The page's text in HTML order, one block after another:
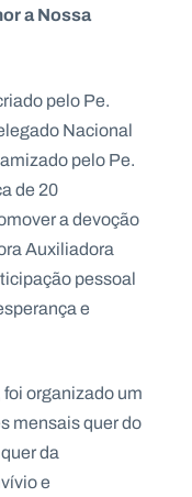
a Nossa
pelo Pe.
Nacional
pelo Pe.
de 20
a devoção
Auxiliadora
pessoal
e
organizado um
mensais quer do
da
e